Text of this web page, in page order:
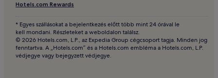
Hotels.com Rewards
* Egyes szállásokat a bejelentkezés előtt több mint 24 órával le
kell mondani. Részleteket a weboldalon találsz.
© 2026 Hotels.com, L.P., az Expedia Group cégcsoport tagja. Minden jog
fenntartva. A „Hotels.com” és a Hotels.com embléma a Hotels.com, L.P.
védjegye vagy bejegyzett védjegye.